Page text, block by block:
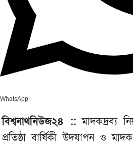
WhatsApp
বিশ্বনাথনিউজ২৪ :: মাদকদ্রব্য
প্রতিষ্ঠা বার্ষিকী উদযাপন ও